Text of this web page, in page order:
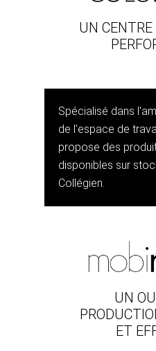
UN
Spécialisé dans
de l'espace de
propose des
disponibles sur
Collégien.
UN
ET